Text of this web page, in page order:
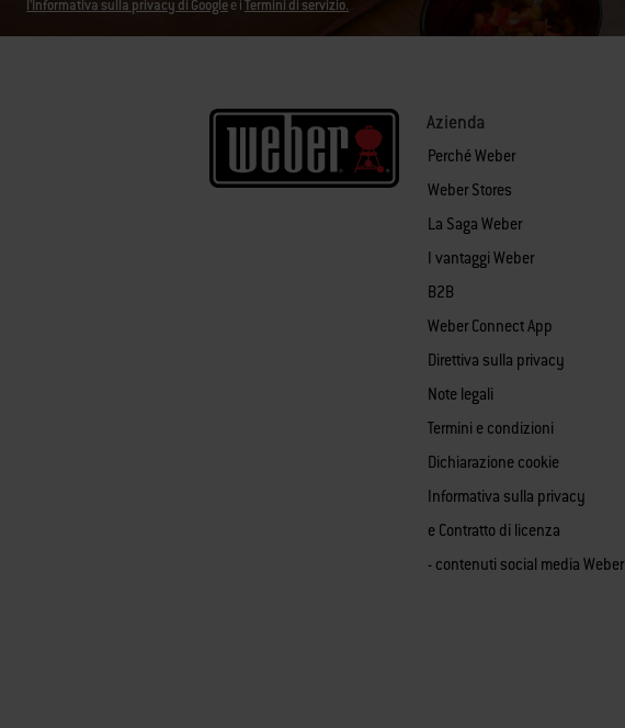
l'Informativa sulla privacy di Googlee iTermini di servizio.
Azienda
Perché Weber
Weber Stores
La Saga Weber
I vantaggi Weber
B2B
Weber Connect App
Direttiva sulla privacy
Note legali
Termini e condizioni
Dichiarazione cookie
Informativa sulla privacy
e Contratto di licenza
- contenuti social media Weber